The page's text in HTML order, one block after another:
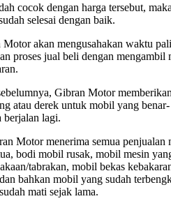
cocok dengan harga tersebut,
selesai dengan baik.
Motor akan mengusahakan waktu
proses jual beli dengan mengambil
Gibran Motor
atau derek untuk mobil yang benar-
berjalan lagi.
Motor menerima semua penjualan
bodi mobil rusak, mobil mesin
tabrakan, mobil bekas
bahkan mobil yang sudah
mati sejak lama.